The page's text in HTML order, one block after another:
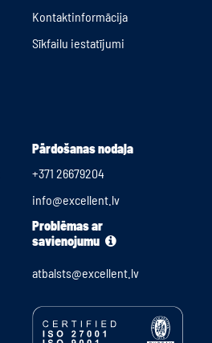
Kontaktinformācija
Sīkfailu iestatījumi
Pārdošanas nodaļa
+371 26679204
info@excellent.lv
Problēmas ar
savienojumu
atbalsts@excellent.lv